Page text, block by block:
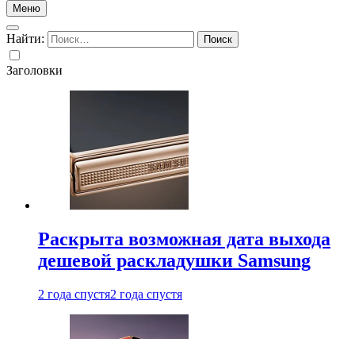
Меню
Найти:
Заголовки
Раскрыта возможная дата выхода
дешевой раскладушки Samsung
2 года спустя2 года спустя